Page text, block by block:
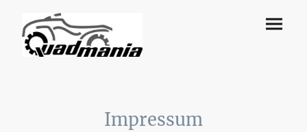
Impressum